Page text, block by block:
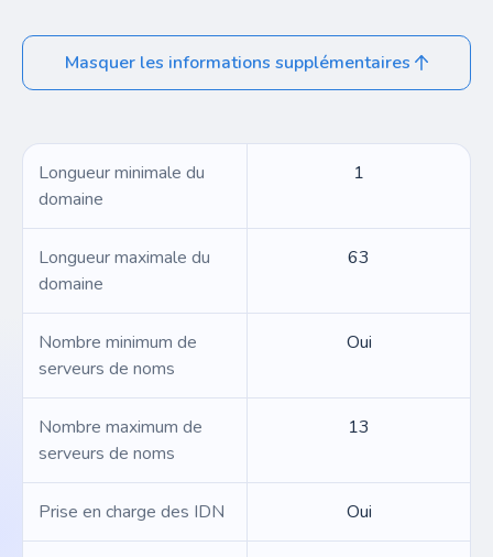
Masquer les informations supplémentaires
Longueur minimale du
domaine
1
Longueur maximale du
domaine
63
Nombre minimum de
serveurs de noms
Oui
Nombre maximum de
serveurs de noms
13
Prise en charge des IDN Oui